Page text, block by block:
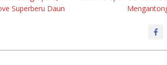
Superberu Daun